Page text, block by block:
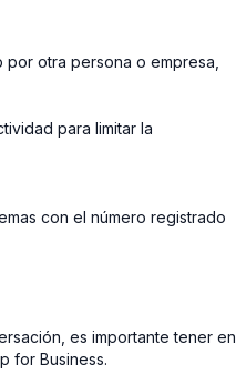
otra persona o empresa,
para limitar la
con el número registrado
es importante tener en
for Business.